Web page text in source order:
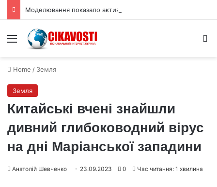
Menu
Home / Земля
Земля
Китайські вчені знайшли
дивний глибоководний вірус
на дні Маріанської западини
Анатолій Шевченко 23.09.2023 0 Час читання: 1 хвилина